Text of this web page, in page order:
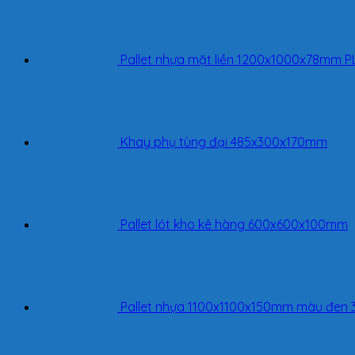
Pallet nhựa mặt liền 1200x1000x78mm
Khay phụ tùng đại 485x300x170mm
Pallet lót kho kê hàng 600x600x100mm
Pallet nhựa 1100x1100x150mm màu